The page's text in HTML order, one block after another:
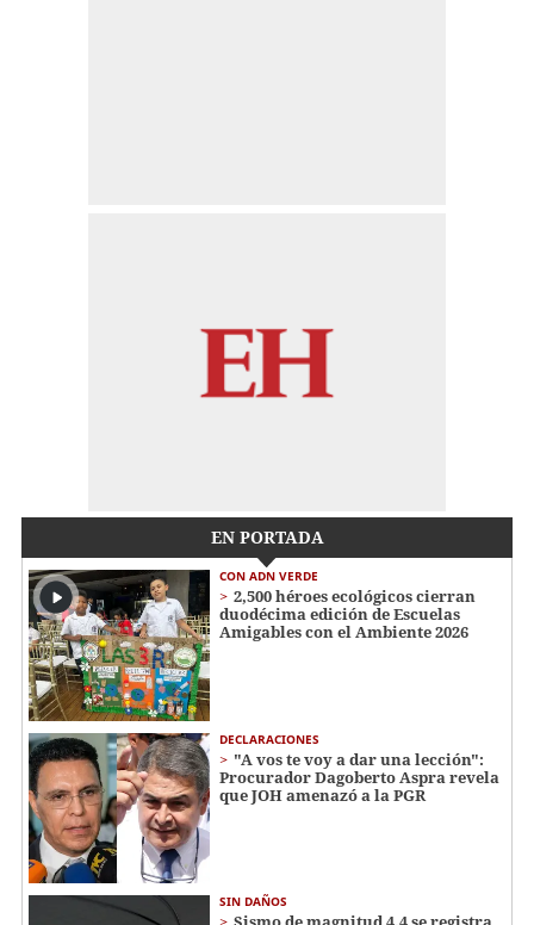
EN PORTADA
CON ADN VERDE
2,500 héroes ecológicos cierran
duodécima edición de Escuelas
Amigables con el Ambiente 2026
DECLARACIONES
"A vos te voy a dar una lección":
Procurador Dagoberto Aspra revela
que JOH amenazó a la PGR
SIN DAÑOS